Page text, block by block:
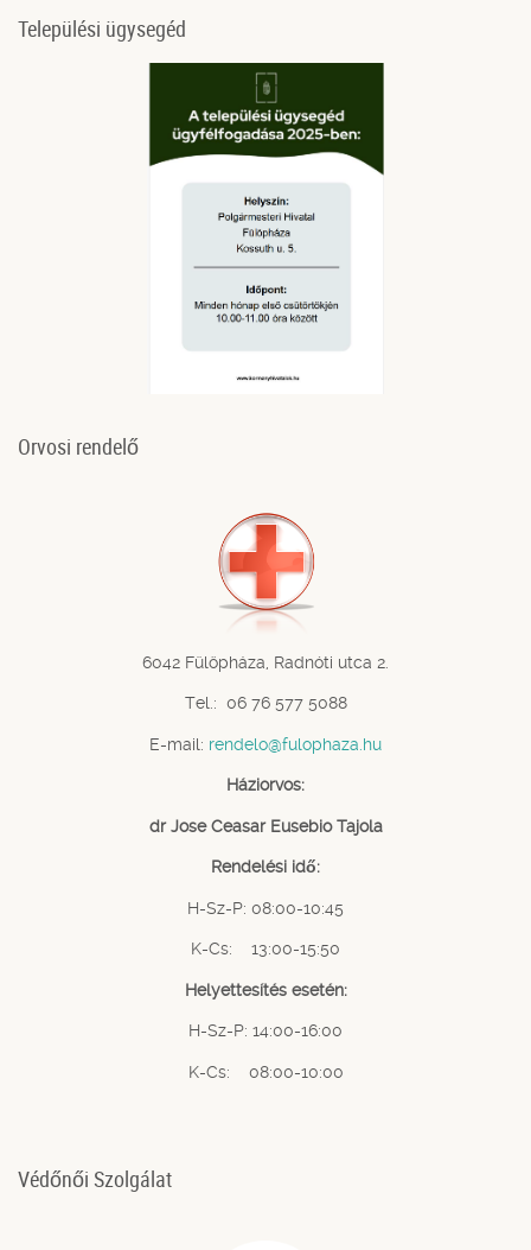
Települési ügysegéd
Orvosi rendelő
6042 Fülöpháza, Radnóti utca 2.
Tel.: 06 76 577 5088
E-mail: rendelo@fulophaza.hu
Háziorvos:
dr Jose Ceasar Eusebio Tajola
Rendelési idő:
H-Sz-P: 08:00-10:45
K-Cs: 13:00-15:50
Helyettesítés esetén:
H-Sz-P: 14:00-16:00
K-Cs: 08:00-10:00
Védőnői Szolgálat